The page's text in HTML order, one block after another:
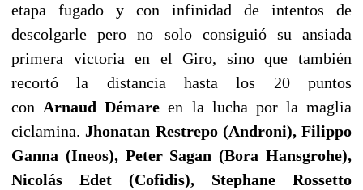
etapa fugado y con infinidad de intentos de
descolgarle pero no solo consiguió su ansiada
primera victoria en el Giro, sino que también
recortó la distancia hasta los 20 puntos
con Arnaud Démareen la lucha por la maglia
ciclamina.Jhonatan Restrepo (Androni), Filippo
Ganna (Ineos), Peter Sagan (Bora Hansgrohe),
Nicolás Edet (Cofidis), Stephane Rossetto